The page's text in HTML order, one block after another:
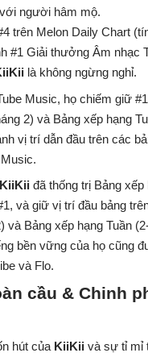
người hâm mộ.
trên Melon Daily Chart
#1 Giải thưởng Âm nhạc
là không ngừng nghỉ.
Music, họ chiếm giữ
2) và Bảng xếp hạng
vị trí dẫn đầu trên các
KiiKii đã thống trị Bảng
và giữ vị trí đầu bảng
và Bảng xếp hạng Tuần
bền vững của họ cũng
và Flo.
cầu & Chinh
hút của KiiKii và sự tỉ mỉ